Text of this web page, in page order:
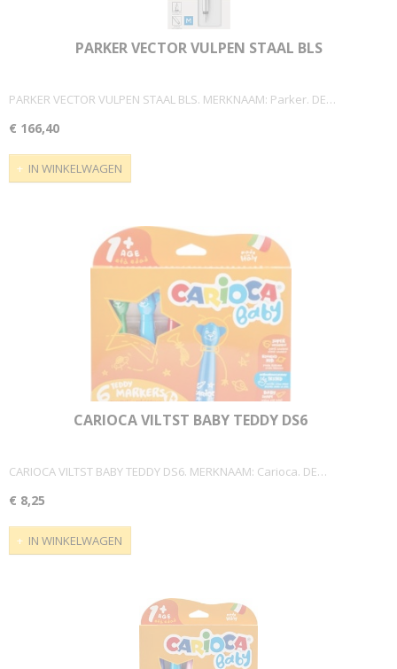
PARKER VECTOR VULPEN STAAL BLS
PARKER VECTOR VULPEN STAAL BLS. MERKNAAM: Parker. DE…
€ 166,40
IN WINKELWAGEN
CARIOCA VILTST BABY TEDDY DS6
CARIOCA VILTST BABY TEDDY DS6. MERKNAAM: Carioca. DE…
€ 8,25
IN WINKELWAGEN